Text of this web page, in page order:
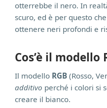
otterrebbe il nero. In
scuro, ed è per questo
ottenere neri profondi e
Cos’è il modello
Il modello RGB (Rosso,
additivo perché i colori si
creare il bianco.